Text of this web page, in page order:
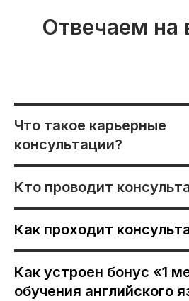
Отвечаем на
Что такое карьерные
консультации?
Кто проводит
Как проходит
Как устроен бонус «1
обучения английского